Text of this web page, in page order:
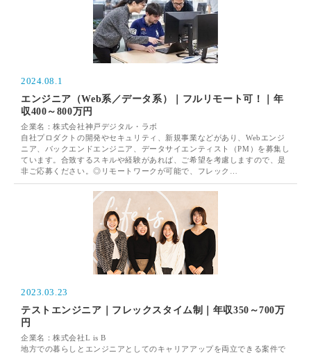
2024.08.1
エンジニア（Web系／データ系）｜フルリモート可！｜年
収400～800万円
企業名：株式会社神戸デジタル・ラボ
自社プロダクトの開発やセキュリティ、新規事業などがあり、Webエンジ
ニア、バックエンドエンジニア、データサイエンティスト（PM）を募集し
ています。合致するスキルや経験があれば、ご希望を考慮しますので、是
非ご応募ください。◎リモートワークが可能で、フレック…
2023.03.23
テストエンジニア｜フレックスタイム制｜年収350～700万
円
企業名：株式会社L is B
地方での暮らしとエンジニアとしてのキャリアアップを両立できる案件で